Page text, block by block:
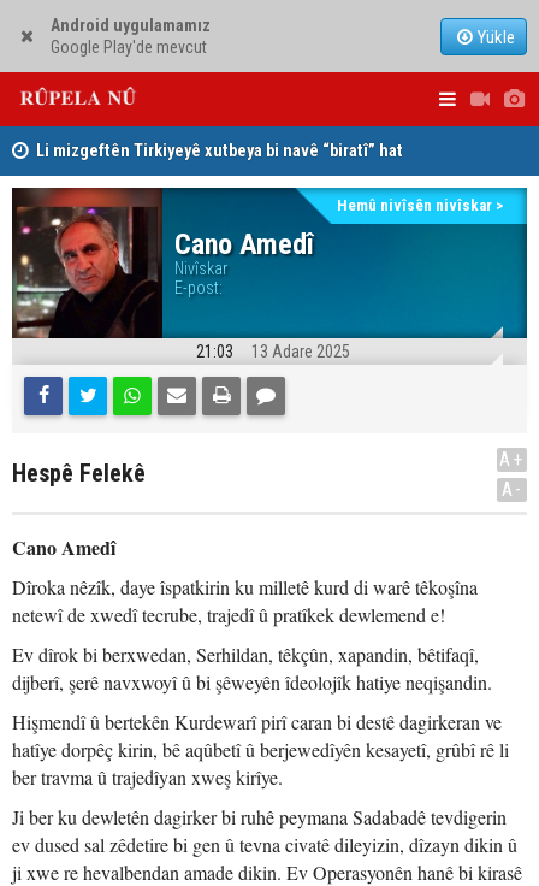
Android uygulamamız
Google Play'de mevcut
Yükle
Li mizgeftên Tirkiyeyê xutbeya bi navê “biratî” hat
xwendin sîstema
Cano Amedî
Nivîskar
E-post:
Hemû nivîsên nivîskar >
21:03 13 Adare 2025
Hespê Felekê
A+
A-
Cano Amedî
Dîroka nêzîk, daye îspatkirin ku milletê kurd di warê têkoşîna
netewî de xwedî tecrube, trajedî û pratîkek dewlemend e!
Ev dîrok bi berxwedan, Serhildan, têkçûn, xapandin, bêtifaqî,
dijberî, şerê navxwoyî û bi şêweyên îdeolojîk hatiye neqişandin.
Hişmendî û bertekên Kurdewarî pirî caran bi destê dagirkeran ve
hatîye dorpêç kirin, bê aqûbetî û berjewedîyên kesayetî, grûbî rê li
ber travma û trajedîyan xweş kirîye.
Ji ber ku dewletên dagirker bi ruhê peymana Sadabadê tevdigerin
ev dused sal zêdetire bi gen û tevna civatê dileyizin, dîzayn dikin û
ji xwe re hevalbendan amade dikin. Ev Operasyonên hanê bi kirasê